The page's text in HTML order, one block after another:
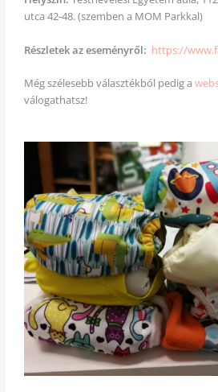
utca 42-48. (szemben a MOM Parkkal)
Részletek az eseményről: https://
Még szélesebb választékból pedig a
válogathatsz!